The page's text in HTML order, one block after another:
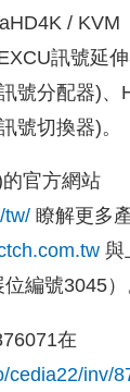
/
訊號延
號分配器)、
號切換器)。
官方網站
tw/ 瞭解更多
與
編號3045）
在
cedia22/inv/